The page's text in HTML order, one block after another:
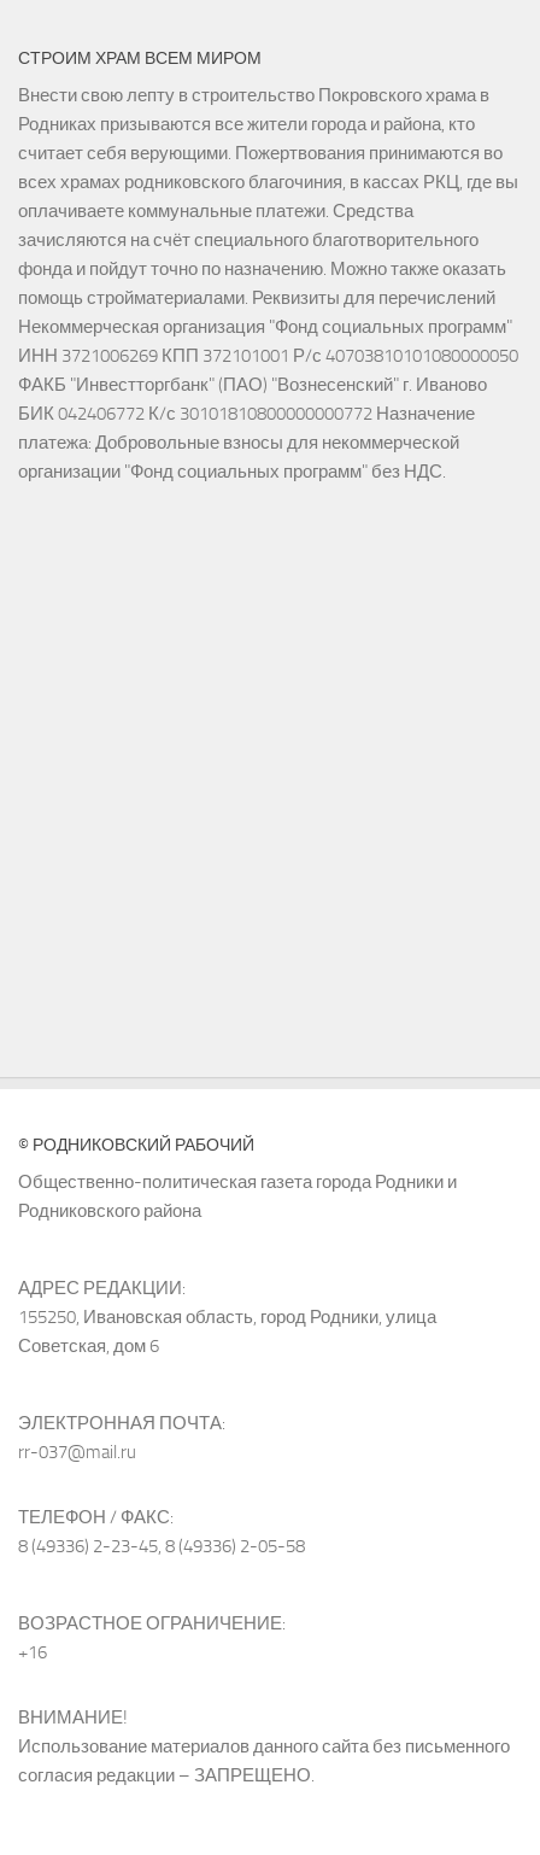
СТРОИМ ХРАМ ВСЕМ МИРОМ
Внести свою лепту в строительство Покровского храма в
Родниках призываются все жители города и района, кто
считает себя верующими. Пожертвования принимаются во
всех храмах родниковского благочиния, в кассах РКЦ, где вы
оплачиваете коммунальные платежи. Средства
зачисляются на счёт специального благотворительного
фонда и пойдут точно по назначению. Можно также оказать
помощь стройматериалами. Реквизиты для перечислений
Некоммерческая организация "Фонд социальных программ"
ИНН 3721006269 КПП 372101001 Р/с 40703810101080000050
ФАКБ "Инвестторгбанк" (ПАО) "Вознесенский" г. Иваново
БИК 042406772 К/с 30101810800000000772 Назначение
платежа: Добровольные взносы для некоммерческой
организации "Фонд социальных программ" без НДС.
© РОДНИКОВСКИЙ РАБОЧИЙ
Общественно-политическая газета города Родники и
Родниковского района
АДРЕС РЕДАКЦИИ:
155250, Ивановская область, город Родники, улица
Советская, дом 6
ЭЛЕКТРОННАЯ ПОЧТА:
rr-037@mail.ru
ТЕЛЕФОН / ФАКС:
8 (49336) 2-23-45, 8 (49336) 2-05-58
ВОЗРАСТНОЕ ОГРАНИЧЕНИЕ:
+16
ВНИМАНИЕ!
Использование материалов данного сайта без письменного
согласия редакции – ЗАПРЕЩЕНО.